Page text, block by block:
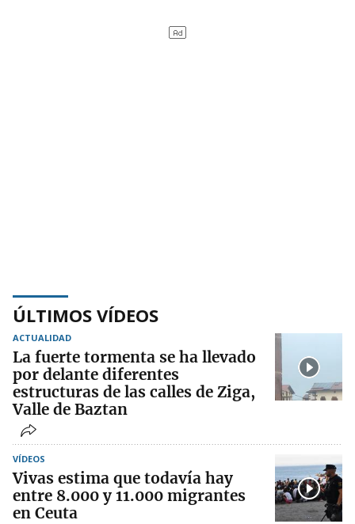
ÚLTIMOS VÍDEOS
ACTUALIDAD
La fuerte tormenta se ha llevado
por delante diferentes
estructuras de las calles de Ziga,
Valle de Baztan
VÍDEOS
Vivas estima que todavía hay
entre 8.000 y 11.000 migrantes
en Ceuta